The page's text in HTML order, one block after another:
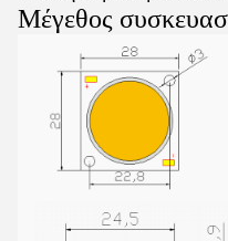
Μέγεθος